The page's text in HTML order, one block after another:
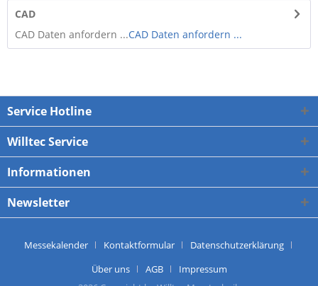
CAD
CAD Daten anfordern ...CAD Daten anfordern ...
Service Hotline
Willtec Service
Informationen
Newsletter
Messekalender Kontaktformular
Datenschutzerklärung
Über uns
AGB
Impressum